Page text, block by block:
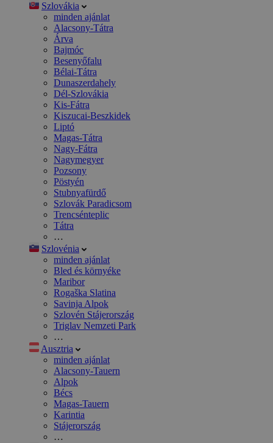
Szlovákia
minden ajánlat
Alacsony-Tátra
Árva
Bajmóc
Besenyőfalu
Bélai-Tátra
Dunaszerdahely
Dél-Szlovákia
Kis-Fátra
Kiszucai-Beszkidek
Liptó
Magas-Tátra
Nagy-Fátra
Nagymegyer
Pozsony
Pöstyén
Stubnyafürdő
Szlovák Paradicsom
Trencsénteplic
Tátra
…
Szlovénia
minden ajánlat
Bled és környéke
Maribor
Rogaška Slatina
Savinja Alpok
Szlovén Stájerország
Triglav Nemzeti Park
…
Ausztria
minden ajánlat
Alacsony-Tauern
Alpok
Bécs
Magas-Tauern
Karintia
Stájerország
…